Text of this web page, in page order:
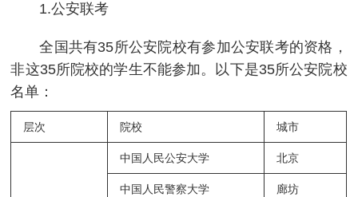
1.公安联考
全国共有35所公安院校有参加公安联考的资格，
非这35所院校的学生不能参加。以下是35所公安院校
名单：
层次 院校 城市
中国人民公安大学 北京
中国人民警察大学 廊坊